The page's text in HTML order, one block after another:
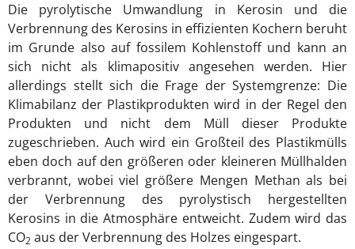
Die pyrolytische Umwandlung in Kerosin und die
Verbrennung des Kerosins in effizienten Kochern beruht
im Grunde also auf fossilem Kohlenstoff und kann an
sich nicht als klimapositiv angesehen werden. Hier
allerdings stellt sich die Frage der Systemgrenze: Die
Klimabilanz der Plastikprodukten wird in der Regel den
Produkten und nicht dem Müll dieser Produkte
zugeschrieben. Auch wird ein Großteil des Plastikmülls
eben doch auf den größeren oder kleineren Müllhalden
verbrannt, wobei viel größere Mengen Methan als bei
der Verbrennung des pyrolystisch hergestellten
Kerosins in die Atmosphäre entweicht. Zudem wird das
CO2 aus der Verbrennung des Holzes eingespart.